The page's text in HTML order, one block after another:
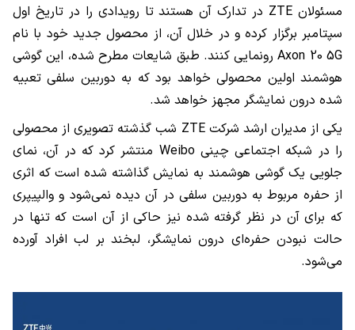
مسئولان ZTE در تدارک آن هستند تا رویدادی را در تاریخ اول
سپتامبر برگزار کرده و در خلال آن، از محصول جدید خود با نام
Axon 20 5Gرونمایی کنند. طبق شایعات مطرح شده، این گوشی
هوشمند اولین محصولی خواهد بود که به دوربین سلفی تعبیه
شده درون نمایشگر مجهز خواهد شد.
یکی از مدیران ارشد شرکتZTE شب گذشته تصویری از محصولی
را در شبکه اجتماعی چینیWeibo منتشر کرد که در آن، نمای
جلویی یک گوشی هوشمند به نمایش گذاشته شده است که اثری
از حفره مربوط به دوربین سلفی در آن دیده نمی‌شود و والپیپری
که برای آن در نظر گرفته شده نیز حاکی از آن است که تنها در
حالت نبودن حفره‌ای درون نمایشگر، لبخند بر لب افراد آورده
می‌شود.